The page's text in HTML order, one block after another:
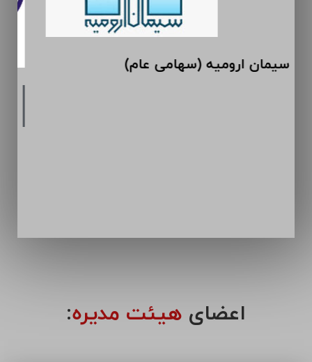
سیمان ارومیه (سهامی عام)
اعضای هیئت مدیره: